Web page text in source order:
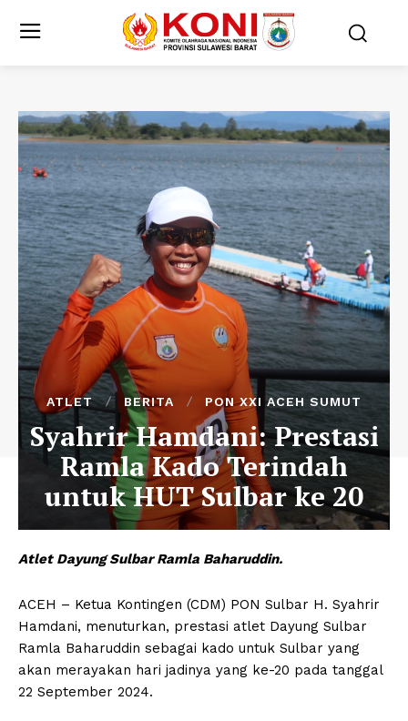
ATLET BERITA PON XXI ACEH SUMUT
Syahrir Hamdani: Prestasi
Ramla Kado Terindah
untuk HUT Sulbar ke 20
Atlet Dayung Sulbar Ramla Baharuddin.
ACEH – Ketua Kontingen (CDM) PON Sulbar H. Syahrir
Hamdani, menuturkan, prestasi atlet Dayung Sulbar
Ramla Baharuddin sebagai kado untuk Sulbar yang
akan merayakan hari jadinya yang ke-20 pada tanggal
22 September 2024.